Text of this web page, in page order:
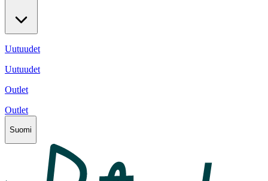
Uutuudet
Uutuudet
Outlet
Outlet
Suomi